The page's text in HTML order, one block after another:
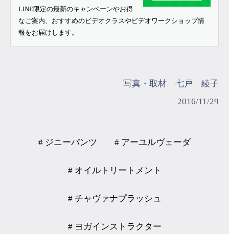
LINE限定の最新のキャンペーンやお得
なご案内、おすすめのビデオクラスやビデオワークショップ情
報をお届けします。
写真・取材 七戸 綾子
2016/11/29
# ジニーパンツ # アーユルヴェーダ
# オイルトリートメント
# チャヴァナプラッシュ
# ヨガインストラクター